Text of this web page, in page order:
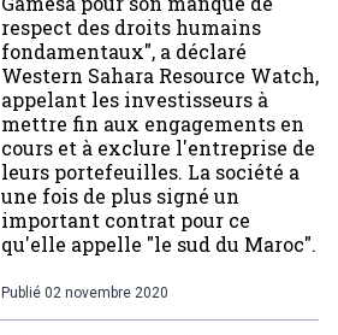
respect des droits humains
fondamentaux", a déclaré
Western Sahara Resource Watch,
appelant les investisseurs à
mettre fin aux engagements en
cours et à exclure l'entreprise de
leurs portefeuilles. La société a
une fois de plus signé un
important contrat pour ce
qu'elle appelle "le sud du Maroc".
Publié 02 novembre 2020